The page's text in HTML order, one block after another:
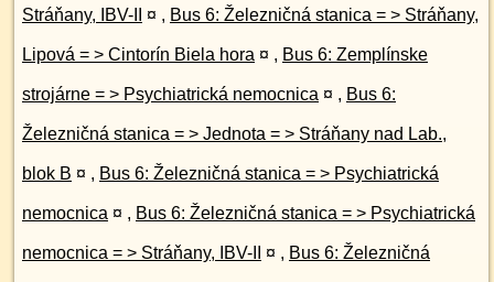
Stráňany, IBV-II ¤ , Bus 6: Železničná stanica = > Stráňany,
Lipová = > Cintorín Biela hora ¤ , Bus 6: Zemplínske
strojárne = > Psychiatrická nemocnica ¤ , Bus 6:
Železničná stanica = > Jednota = > Stráňany nad Lab.,
blok B ¤ , Bus 6: Železničná stanica = > Psychiatrická
nemocnica ¤ , Bus 6: Železničná stanica = > Psychiatrická
nemocnica = > Stráňany, IBV-II ¤ , Bus 6: Železničná